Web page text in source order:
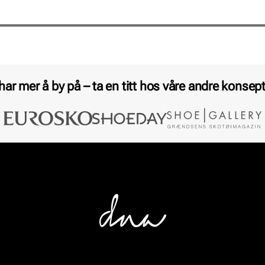
mer å by på – ta en titt hos våre andre